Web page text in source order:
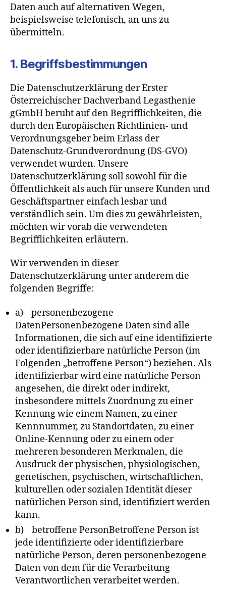
Daten auch auf alternativen Wegen,
beispielsweise telefonisch, an uns zu
übermitteln.
1. Begriffsbestimmungen
Die Datenschutzerklärung der Erster
Österreichischer Dachverband Legasthenie
gGmbH beruht auf den Begrifflichkeiten, die
durch den Europäischen Richtlinien- und
Verordnungsgeber beim Erlass der
Datenschutz-Grundverordnung (DS-GVO)
verwendet wurden. Unsere
Datenschutzerklärung soll sowohl für die
Öffentlichkeit als auch für unsere Kunden und
Geschäftspartner einfach lesbar und
verständlich sein. Um dies zu gewährleisten,
möchten wir vorab die verwendeten
Begrifflichkeiten erläutern.
Wir verwenden in dieser
Datenschutzerklärung unter anderem die
folgenden Begriffe:
a) personenbezogene
DatenPersonenbezogene Daten sind alle
Informationen, die sich auf eine identifizierte
oder identifizierbare natürliche Person (im
Folgenden „betroffene Person“) beziehen. Als
identifizierbar wird eine natürliche Person
angesehen, die direkt oder indirekt,
insbesondere mittels Zuordnung zu einer
Kennung wie einem Namen, zu einer
Kennnummer, zu Standortdaten, zu einer
Online-Kennung oder zu einem oder
mehreren besonderen Merkmalen, die
Ausdruck der physischen, physiologischen,
genetischen, psychischen, wirtschaftlichen,
kulturellen oder sozialen Identität dieser
natürlichen Person sind, identifiziert werden
kann.
b) betroffene PersonBetroffene Person ist
jede identifizierte oder identifizierbare
natürliche Person, deren personenbezogene
Daten von dem für die Verarbeitung
Verantwortlichen verarbeitet werden.